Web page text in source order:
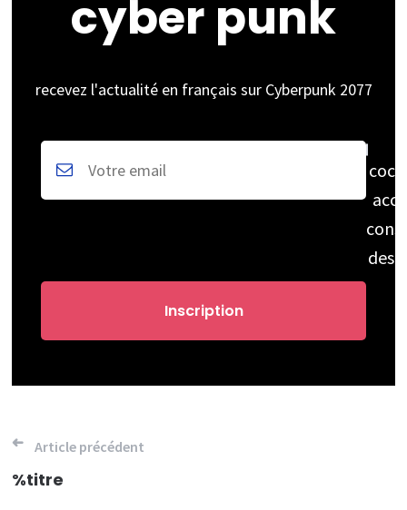
cyber punk
recevez l'actualité en français sur Cyberpunk 2077
des
Navigation
de
Article précédent
%titre